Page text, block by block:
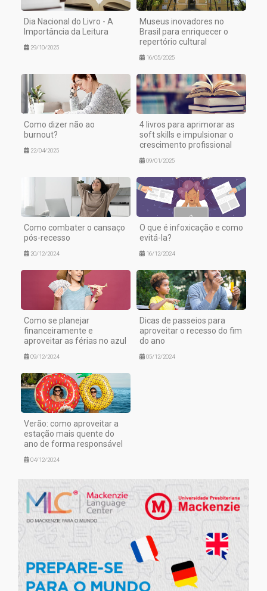
Dia Nacional do Livro - A
Importância da Leitura
29/10/2025
Museus inovadores no
Brasil para enriquecer o
repertório cultural
16/05/2025
Como dizer não ao
burnout?
22/04/2025
4 livros para aprimorar as
soft skills e impulsionar o
crescimento profissional
09/01/2025
Como combater o cansaço
pós-recesso
20/12/2024
O que é infoxicação e como
evitá-la?
16/12/2024
Como se planejar
financeiramente e
aproveitar as férias no azul
09/12/2024
Dicas de passeios para
aproveitar o recesso do fim
do ano
05/12/2024
Verão: como aproveitar a
estação mais quente do
ano de forma responsável
04/12/2024